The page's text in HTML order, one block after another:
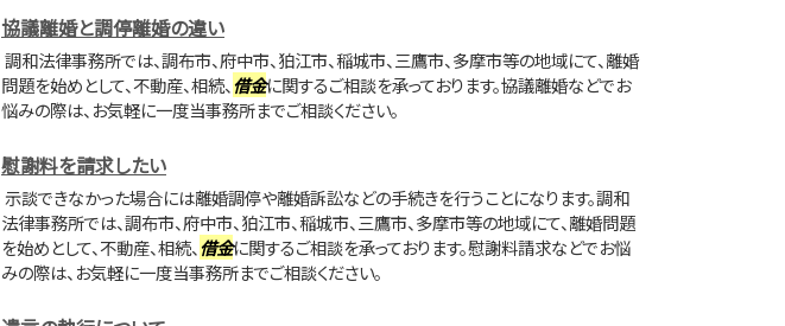
協議離婚と調停離婚の違い
調和法律事務所では、調布市、府中市、狛江市、稲城市、三鷹市、多摩市等の地域にて、離婚
問題を始めとして、不動産、相続、借金に関するご相談を承っております。協議離婚などでお
悩みの際は、お気軽に一度当事務所までご相談ください。
慰謝料を請求したい
示談できなかった場合には離婚調停や離婚訴訟などの手続きを行うことになります。調和
法律事務所では、調布市、府中市、狛江市、稲城市、三鷹市、多摩市等の地域にて、離婚問題
を始めとして、不動産、相続、借金に関するご相談を承っております。慰謝料請求などでお悩
みの際は、お気軽に一度当事務所までご相談ください。